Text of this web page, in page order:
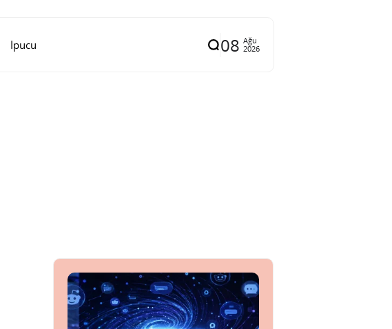
İpucu 08 Ağu
2026